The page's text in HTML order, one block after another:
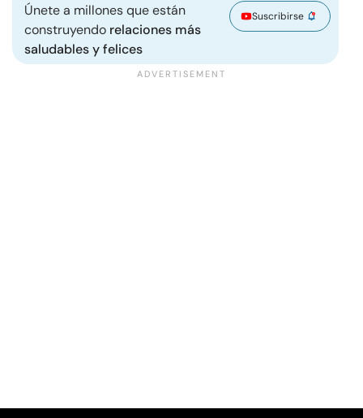
Únete a millones que están
construyendo relaciones más
saludables y felices
Suscribirse